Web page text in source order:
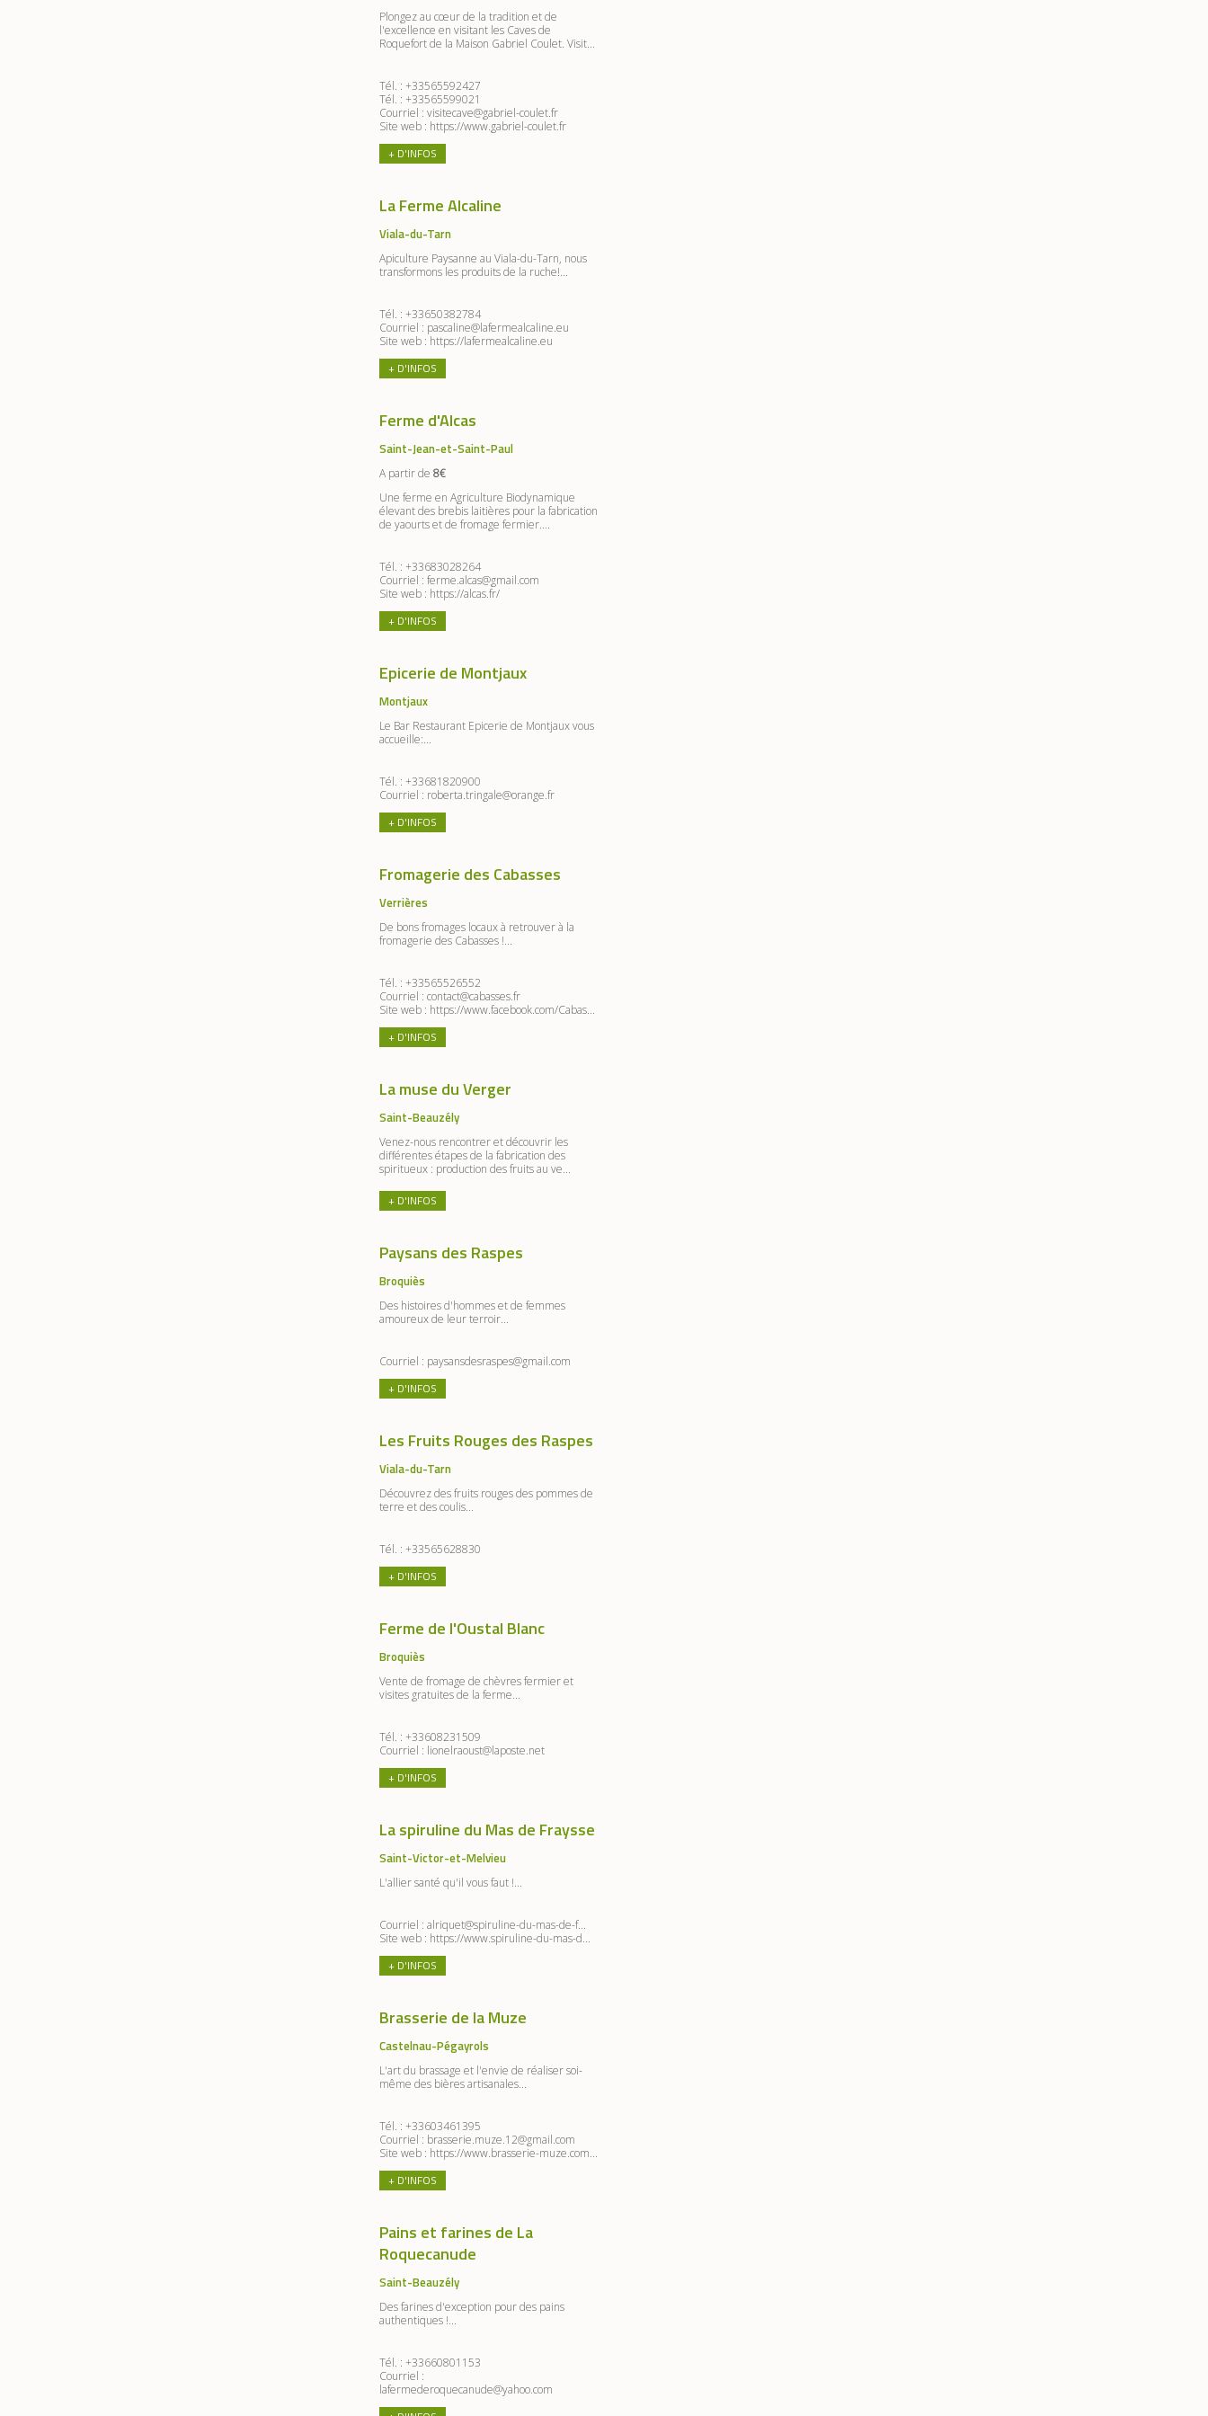
Plongez au cœur de la tradition et de
l'excellence en visitant les Caves de
Roquefort de la Maison Gabriel Coulet. Visit...
Tél. : +33565592427
Tél. : +33565599021
Courriel : visitecave@gabriel-coulet.fr
Site web : https://www.gabriel-coulet.fr
+ D'INFOS
La Ferme Alcaline
Viala-du-Tarn
Apiculture Paysanne au Viala-du-Tarn, nous
transformons les produits de la ruche!...
Tél. : +33650382784
Courriel : pascaline@lafermealcaline.eu
Site web : https://lafermealcaline.eu
+ D'INFOS
Ferme d'Alcas
Saint-Jean-et-Saint-Paul
A partir de 8€
Une ferme en Agriculture Biodynamique
élevant des brebis laitières pour la fabrication
de yaourts et de fromage fermier....
Tél. : +33683028264
Courriel : ferme.alcas@gmail.com
Site web : https://alcas.fr/
+ D'INFOS
Epicerie de Montjaux
Montjaux
Le Bar Restaurant Epicerie de Montjaux vous
accueille:...
Tél. : +33681820900
Courriel : roberta.tringale@orange.fr
+ D'INFOS
Fromagerie des Cabasses
Verrières
De bons fromages locaux à retrouver à la
fromagerie des Cabasses !...
Tél. : +33565526552
Courriel : contact@cabasses.fr
Site web : https://www.facebook.com/Cabas...
+ D'INFOS
La muse du Verger
Saint-Beauzély
Venez-nous rencontrer et découvrir les
différentes étapes de la fabrication des
spiritueux : production des fruits au ve...
+ D'INFOS
Paysans des Raspes
Broquiès
Des histoires d'hommes et de femmes
amoureux de leur terroir...
Courriel : paysansdesraspes@gmail.com
+ D'INFOS
Les Fruits Rouges des Raspes
Viala-du-Tarn
Découvrez des fruits rouges des pommes de
terre et des coulis...
Tél. : +33565628830
+ D'INFOS
Ferme de l'Oustal Blanc
Broquiès
Vente de fromage de chèvres fermier et
visites gratuites de la ferme...
Tél. : +33608231509
Courriel : lionelraoust@laposte.net
+ D'INFOS
La spiruline du Mas de Fraysse
Saint-Victor-et-Melvieu
L'allier santé qu'il vous faut !...
Courriel : alriquet@spiruline-du-mas-de-f...
Site web : https://www.spiruline-du-mas-d...
+ D'INFOS
Brasserie de la Muze
Castelnau-Pégayrols
L'art du brassage et l'envie de réaliser soi-
même des bières artisanales...
Tél. : +33603461395
Courriel : brasserie.muze.12@gmail.com
Site web : https://www.brasserie-muze.com...
+ D'INFOS
Pains et farines de La
Roquecanude
Saint-Beauzély
Des farines d'exception pour des pains
authentiques !...
Tél. : +33660801153
Courriel :
lafermederoquecanude@yahoo.com